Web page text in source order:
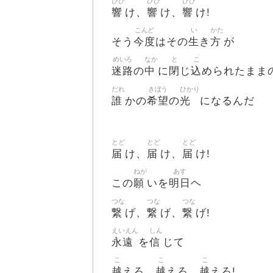
響 け、 響 け、 響 け!
そう 今度
こんど
はその生
い
き 方
かた
が
迷路
めいろ
の中
なか
に 閉
と
じ込
こ
められたまま
誰
だれ
かの希望
きぼう
の光
ひかり
になるんだ
届
とど
け、 届
とど
け、 届
とど
け!
この願
ねが
いを明日
あす
ヘ
繋
つな
げ、 繋
つな
げ、 繋
つな
げ!
永遠
えいえん
を信
しん
じて
こ こ こ